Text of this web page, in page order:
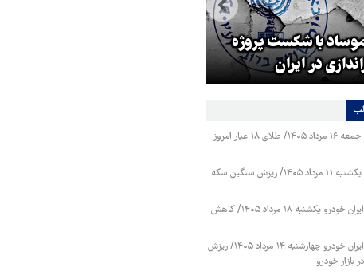
با شکست پروژه
در ایران
قیمت طلا و سکه جمعه ۱۶ مرداد ۱۴۰۵/ طلای ۱۸ عیار امروز
قیمت طلا و سکه یکشنبه ۱۱ مرداد ۱۴۰۵/ ریزش سنگین سکه
قیمت محصولات ایران خودرو یکشنبه ۱۸ مرداد ۱۴۰۵/ کاهش
قیمت محصولات ایران خودرو چهارشنبه ۱۴ مرداد ۱۴۰۵/ ریزش
خودرو